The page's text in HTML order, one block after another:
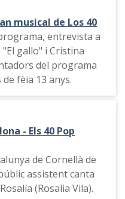
musical de Los 40
entrevista a
gallo" i Cristina
del programa
fèia 13 anys.
- Els 40 Pop
de Cornellà de
assistent canta
(Rosalia Vila).